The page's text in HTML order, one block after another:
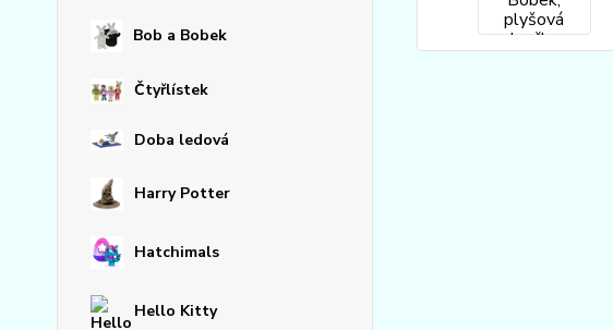
Bob a Bobek
Čtyřlístek
Doba ledová
Harry Potter
Hatchimals
Hello Kitty